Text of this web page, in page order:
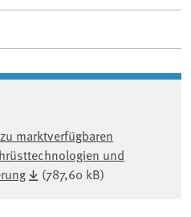
marktverfügbaren
und
(787,60 kB)